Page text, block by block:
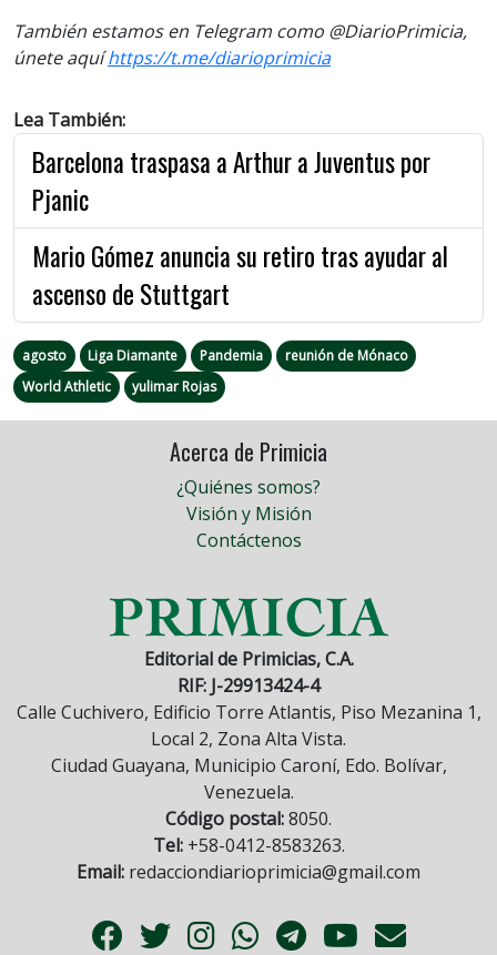
También estamos en Telegram como @DiarioPrimicia,
únete aquíhttps://t.me/diarioprimicia
Lea También:
Barcelona traspasa a Arthur a Juventus por
Pjanic
Mario Gómez anuncia su retiro tras ayudar al
ascenso de Stuttgart
agosto Liga Diamante Pandemia
reunión de Mónaco
World Athletic
yulimar Rojas
Acerca de Primicia
¿Quiénes somos?
Visión y Misión
Contáctenos
Editorial de Primicias, C.A.
RIF: J-29913424-4
Calle Cuchivero, Edificio Torre Atlantis, Piso Mezanina 1,
Local 2, Zona Alta Vista.
Ciudad Guayana, Municipio Caroní, Edo. Bolívar,
Venezuela.
Código postal:8050.
Tel:+58-0412-8583263.
Email: redacciondiarioprimicia@gmail.com